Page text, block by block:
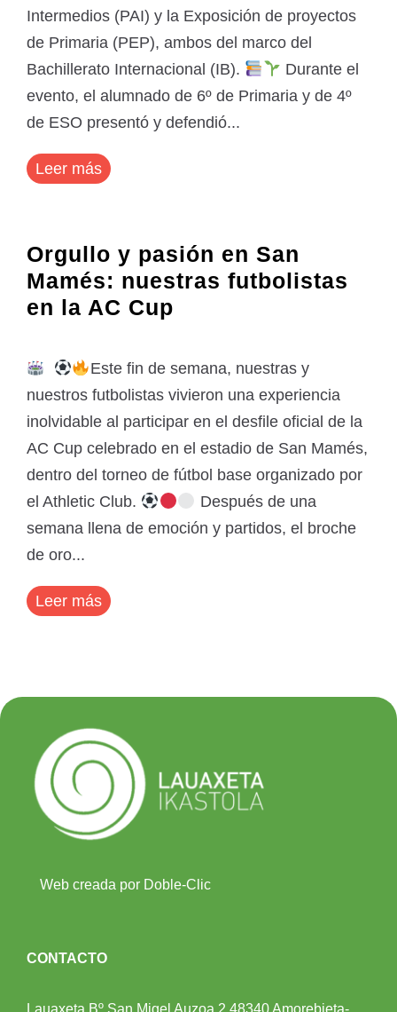
Intermedios (PAI) y la Exposición de proyectos
de Primaria (PEP), ambos del marco del
Bachillerato Internacional (IB).
Durante el
evento, el alumnado de 6º de Primaria y de 4º
de ESO presentó y defendió...
Leer más
Orgullo y pasión en San
Mamés: nuestras futbolistas
en la AC Cup
Este fin de semana, nuestras y
nuestros futbolistas vivieron una experiencia
inolvidable al participar en el desfile oficial de la
AC Cup celebrado en el estadio de San Mamés,
dentro del torneo de fútbol base organizado por
el Athletic Club.
Después de una
semana llena de emoción y partidos, el broche
de oro...
Leer más
Web creada por Doble-Clic
CONTACTO